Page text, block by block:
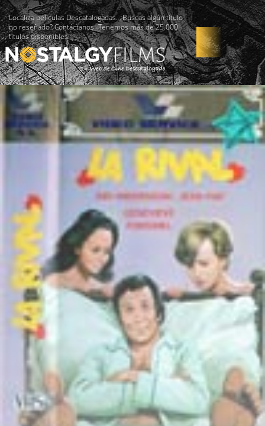
Localiza películas Descatalogadas. ¿Buscas algún título
no reseñado? Contáctanos -Tenemos más de 25.000
títulos disponibles!